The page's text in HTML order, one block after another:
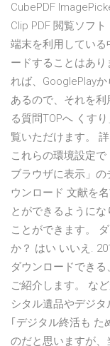
CubePDF
Clip PDF 閲覧ソフ
端末を利用している
ードすることはあ
れば、GooglePlay
あるので、それを
る質問TOPへ くす
覧いただけます。
これらの環境設定
ブラウザに表示」
ウンロード 文献を
とができるように
ことができます。
か？ はい いいえ.
ダウンロードでき
ご紹介します。 な
シタル遺品やデジ
｢デジタル終活も た
のだと思いますが